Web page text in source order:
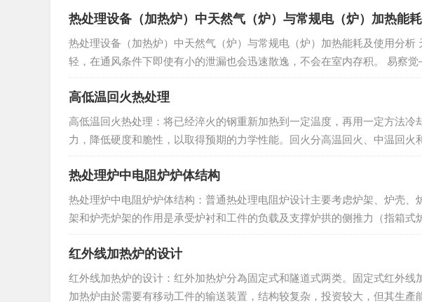
热处理设备（加热炉）中天然气（炉）与常规电（炉）加热能
热处理设备（加热炉）中天然气（炉）与常规电（炉）加热能耗及使用分
轻，在通风条件下即使有小的泄漏也会迅速散逸，不会在室内存积。 易察
用加臭工艺，万一泄漏能及早发现。 用户无需贮藏—通过管道输送，可直接
高低温回火热处理
高低温回火热处理：将已经淬火的钢重新加热到一定温度，再用一定方法
力，降低硬度和脆性，以取得预期的力学性能。回火分高温回火、中温回火
使用。 ⑴调质处理： 淬火后高温回火的热处理方法称为调质处理。高温回
热处理炉中电阻炉炉体结构
热处理炉中电阻炉炉体结构：普通热处理电阻炉设计主要考虑炉架、炉壳、
架和炉壳炉架的作用是承受炉衬和工件的负载及支撑炉拱的侧推力（指箱式
外包钢板，设计合理的炉架和炉壳应具有足够强度，有些不良厂商往往偷工
红外线加热炉的设计
红外线加热炉的设计：红外加热炉分為固定式和隧道式两类。固定式红外
加热炉由於需要有移动工件的输送装置，结构较复杂，投资较大，但其生產